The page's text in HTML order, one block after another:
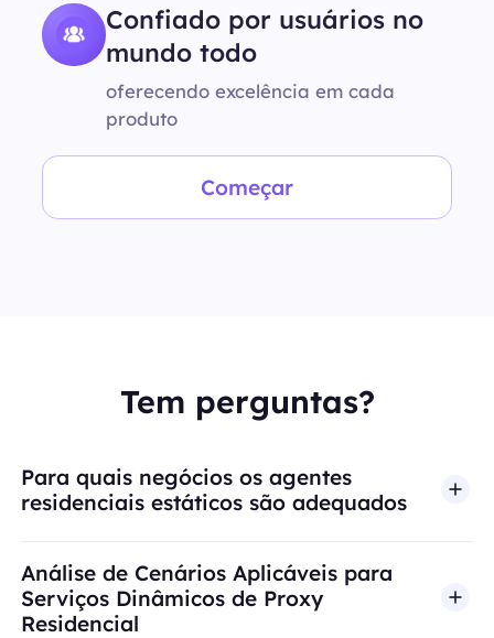
Confiado por usuários no
mundo todo
oferecendo excelência em cada
produto
Começar
Tem perguntas?
Para quais negócios os agentes
residenciais estáticos são adequados
Análise de Cenários Aplicáveis para
Serviços Dinâmicos de Proxy
Residencial